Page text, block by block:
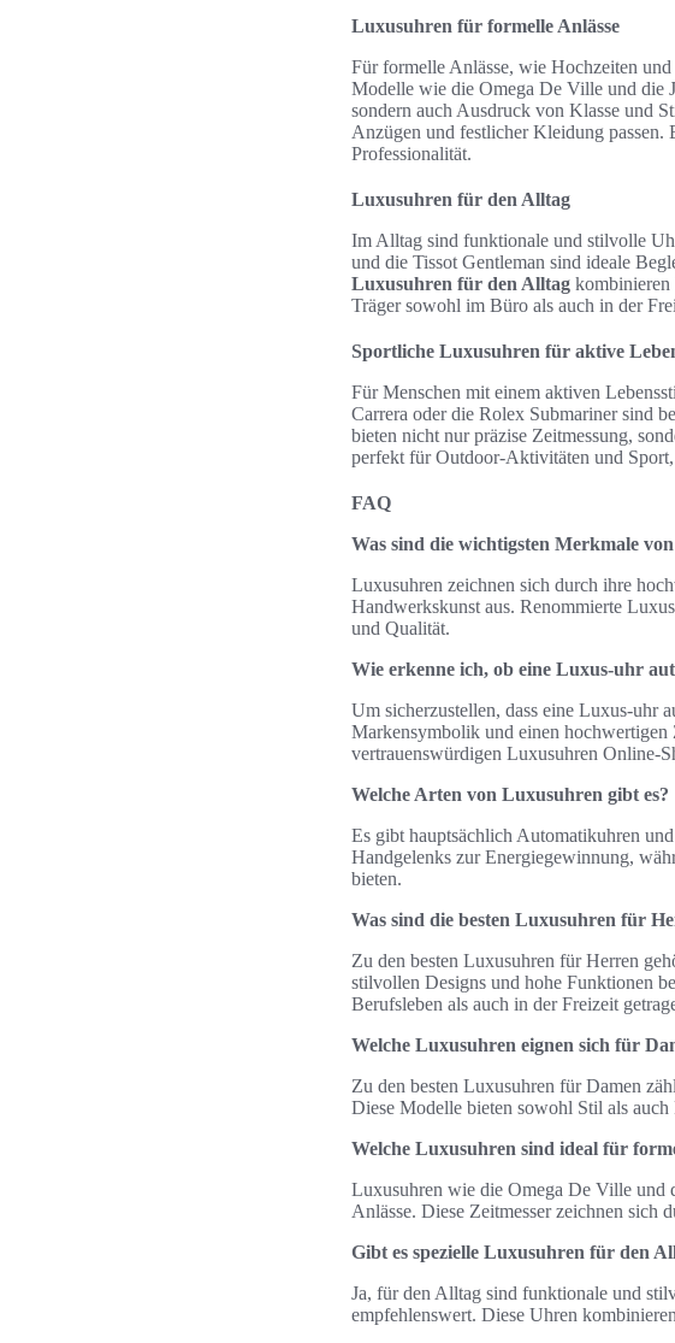
Luxusuhren für formelle Anlässe
Für formelle Anlässe, wie Hochzeiten
Modelle wie die Omega De Ville und die
sondern auch Ausdruck von Klasse und
Anzügen und festlicher Kleidung passen.
Professionalität.
Luxusuhren für den Alltag
Im Alltag sind funktionale und stilvolle
und die Tissot Gentleman sind ideale
Luxusuhren für den Alltag kombinieren
Träger sowohl im Büro als auch in der
Sportliche Luxusuhren für aktive
Für Menschen mit einem aktiven
Carrera oder die Rolex Submariner sind
bieten nicht nur präzise Zeitmessung,
perfekt für Outdoor-Aktivitäten und
FAQ
Was sind die wichtigsten Merkmale
Luxusuhren zeichnen sich durch ihre
Handwerkskunst aus. Renommierte
und Qualität.
Wie erkenne ich, ob eine Luxus-uhr
Um sicherzustellen, dass eine Luxus-uhr
Markensymbolik und einen hochwertigen
vertrauenswürdigen Luxusuhren Online-
Welche Arten von Luxusuhren gibt es?
Es gibt hauptsächlich Automatikuhren
Handgelenks zur Energiegewinnung,
bieten.
Was sind die besten Luxusuhren für
Zu den besten Luxusuhren für Herren
stilvollen Designs und hohe Funktionen
Berufsleben als auch in der Freizeit
Welche Luxusuhren eignen sich für
Zu den besten Luxusuhren für Damen
Diese Modelle bieten sowohl Stil als
Welche Luxusuhren sind ideal für
Luxusuhren wie die Omega De Ville und
Anlässe. Diese Zeitmesser zeichnen sich
Gibt es spezielle Luxusuhren für den
Ja, für den Alltag sind funktionale und
empfehlenswert. Diese Uhren